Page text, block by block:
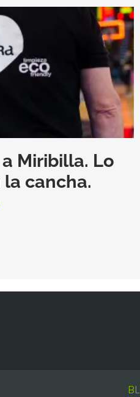
Miribilla. Lo
cancha.